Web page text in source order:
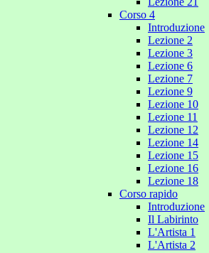
Corso 4
Introduzione
Lezione 2
Lezione 3
Lezione 6
Lezione 7
Lezione 9
Lezione 10
Lezione 11
Lezione 12
Lezione 14
Lezione 15
Lezione 16
Lezione 18
Corso rapido
Introduzione
Il Labirinto
L'Artista 1
L'Artista 2